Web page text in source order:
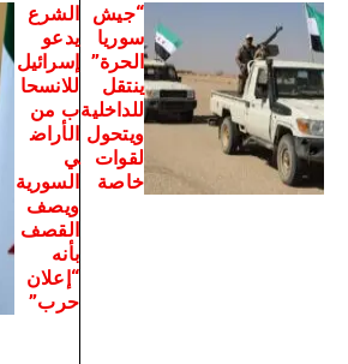
“جيش
سوريا
الحرة”
ينتقل
للداخلية
ويتحول
لقوات
خاصة
الشرع
يدعو
إسرائيل
للانسحا
ب من
الأراض
ي
السورية
ويصف
القصف
بأنه
“إعلان
حرب”